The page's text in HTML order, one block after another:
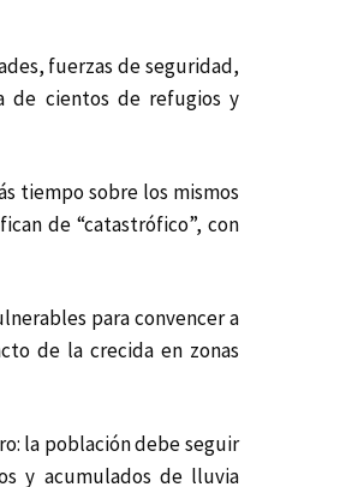
fuerzas de seguridad,
de cientos de refugios y
tiempo sobre los mismos
de “catastrófico”, con
para convencer a
de la crecida en zonas
la población debe seguir
y acumulados de lluvia